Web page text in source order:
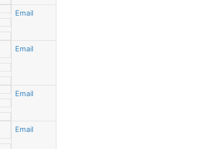
Email
Email
Email
Email